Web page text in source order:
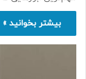
بیشتر بخوانید »